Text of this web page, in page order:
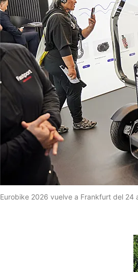
Eurobike 2026 vuelve a Frankfurt del